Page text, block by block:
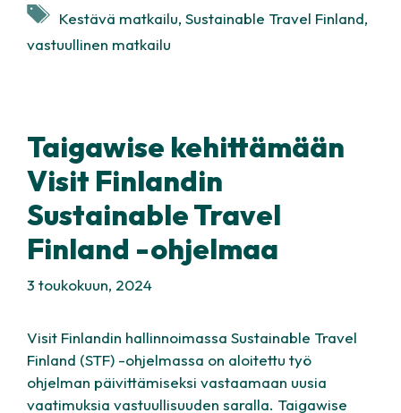
Avainsanat
Kestävä matkailu, Sustainable Travel Finland,
vastuullinen matkailu
Taigawise kehittämään
Visit Finlandin
Sustainable Travel
Finland -ohjelmaa
3 toukokuun, 2024
Visit Finlandin hallinnoimassa Sustainable Travel
Finland (STF) -ohjelmassa on aloitettu työ
ohjelman päivittämiseksi vastaamaan uusia
vaatimuksia vastuullisuuden saralla. Taigawise